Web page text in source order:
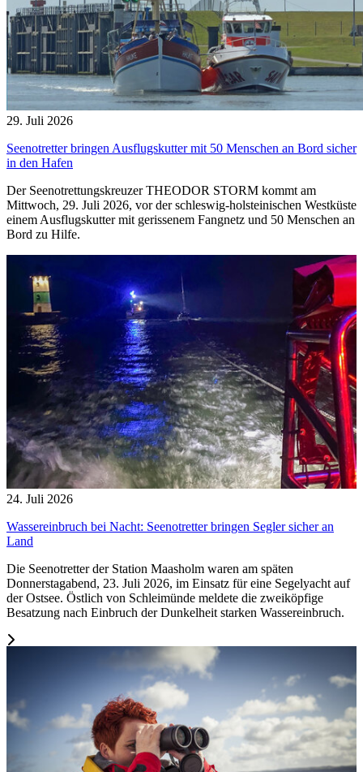
29. Juli 2026
Seenotretter bringen Ausflugskutter mit 50 Menschen an Bord sicher
in den Hafen
Der Seenotrettungskreuzer THEODOR STORM kommt am
Mittwoch, 29. Juli 2026, vor der schleswig-holsteinischen Westküste
einem Ausflugskutter mit gerissenem Fangnetz und 50 Menschen an
Bord zu Hilfe.
24. Juli 2026
Wassereinbruch bei Nacht: Seenotretter bringen Segler sicher an
Land
Die Seenotretter der Station Maasholm waren am späten
Donnerstagabend, 23. Juli 2026, im Einsatz für eine Segelyacht auf
der Ostsee. Östlich von Schleimünde meldete die zweiköpfige
Besatzung nach Einbruch der Dunkelheit starken Wassereinbruch.